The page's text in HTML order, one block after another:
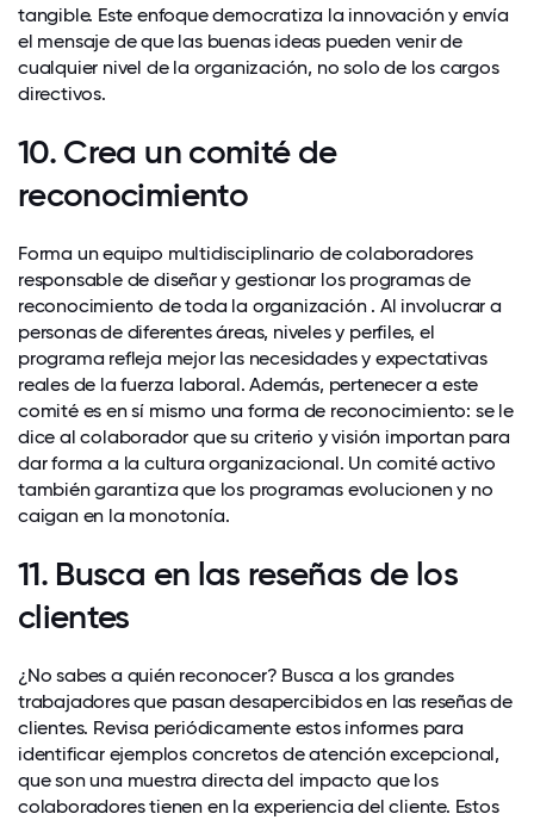
tangible. Este enfoque democratiza la innovación y envía
el mensaje de que las buenas ideas pueden venir de
cualquier nivel de la organización, no solo de los cargos
directivos.
10. Crea un comité de
reconocimiento
Forma un equipo multidisciplinario de colaboradores
responsable de diseñar y gestionar los programas de
reconocimiento de toda la organización . Al involucrar a
personas de diferentes áreas, niveles y perfiles, el
programa refleja mejor las necesidades y expectativas
reales de la fuerza laboral. Además, pertenecer a este
comité es en sí mismo una forma de reconocimiento: se le
dice al colaborador que su criterio y visión importan para
dar forma a la cultura organizacional. Un comité activo
también garantiza que los programas evolucionen y no
caigan en la monotonía.
11. Busca en las reseñas de los
clientes
¿No sabes a quién reconocer? Busca a los grandes
trabajadores que pasan desapercibidos en las reseñas de
clientes. Revisa periódicamente estos informes para
identificar ejemplos concretos de atención excepcional,
que son una muestra directa del impacto que los
colaboradores tienen en la experiencia del cliente. Estos